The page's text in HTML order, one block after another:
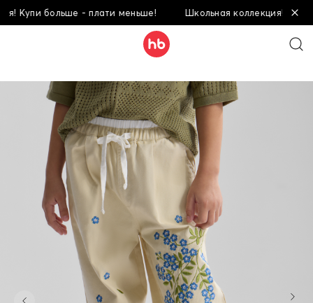
больше - плати меньше! Школьная коллекция! Купи